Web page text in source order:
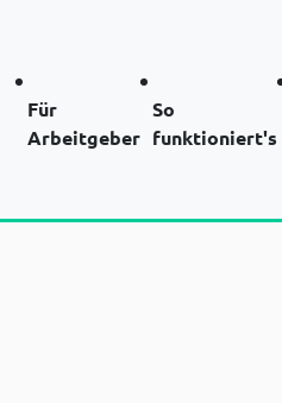
Für
Arbeitgeber
So
funktioniert's